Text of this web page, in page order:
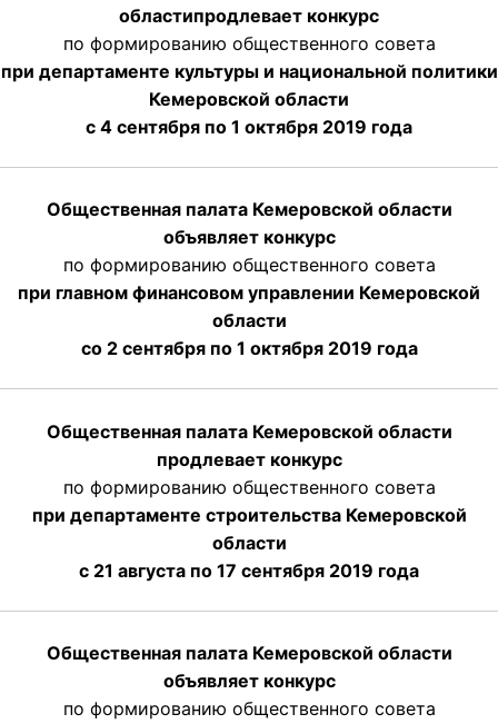
областипродлевает конкурс
по формированию общественного совета
при департаменте культуры и национальной политики
Кемеровской области
с 4 сентября по 1 октября 2019 года
Общественная палата Кемеровской области
объявляет конкурс
по формированию общественного совета
при главном финансовом управлении Кемеровской
области
со 2 сентября по 1 октября 2019 года
Общественная палата Кемеровской области
продлевает конкурс
по формированию общественного совета
при департаменте строительства Кемеровской
области
с 21 августа по 17 сентября 2019 года
Общественная палата Кемеровской области
объявляет конкурс
по формированию общественного совета